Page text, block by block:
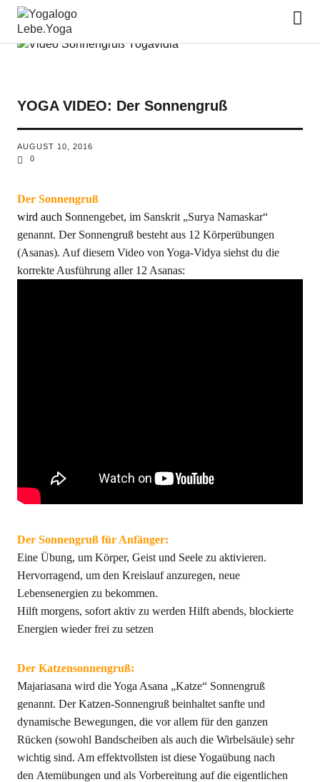
Lebe.Yoga: der Yoga Blog | das
Yoga Magazin
YOGA VIDEO: Der Sonnengruß
AUGUST 10, 2016
0
Der Sonnengruß
wird auch Sonnengebet, im Sanskrit „Surya Namaskar“
genannt. Der Sonnengruß besteht aus 12 Körperübungen
(Asanas). Auf diesem Video von Yoga-Vidya siehst du die
korrekte Ausführung aller 12 Asanas:
Der Sonnengruß für Anfänger:
Eine Übung, um Körper, Geist und Seele zu aktivieren.
Hervorragend, um den Kreislauf anzuregen, neue
Lebensenergien zu bekommen.
Hilft morgens, sofort aktiv zu werden Hilft abends, blockierte
Energien wieder frei zu setzen
Der Katzensonnengruß:
Majariasana wird die Yoga Asana „Katze“ Sonnengruß
genannt. Der Katzen-Sonnengruß beinhaltet sanfte und
dynamische Bewegungen, die vor allem für den ganzen
Rücken (sowohl Bandscheiben als auch die Wirbelsäule) sehr
wichtig sind. Am effektvollsten ist diese Yogaübung nach
den Atemübungen und als Vorbereitung auf die eigentlichen